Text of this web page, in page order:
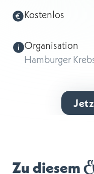
Kostenlos
Organisation
Hamburger
Zu diesem